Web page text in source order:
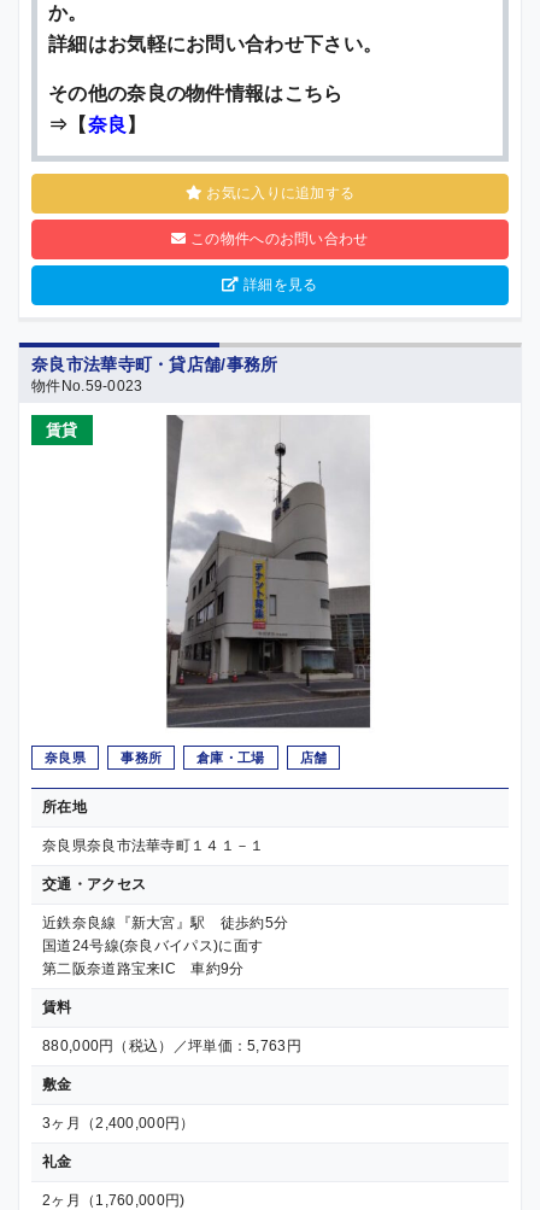
か。
詳細はお気軽にお問い合わせ下さい。
その他の奈良の物件情報はこちら
⇒【奈良 】
お気に入りに追加する
この物件へのお問い合わせ
詳細を見る
奈良市法華寺町・貸店舗/事務所
物件No.59-0023
賃貸
奈良県 事務所 倉庫・工場 店舗
所在地
奈良県奈良市法華寺町１４１－１
交通・アクセス
近鉄奈良線『新大宮』駅 徒歩約5分
国道24号線(奈良バイパス)に面す
第二阪奈道路宝来IC 車約9分
賃料
880,000円（税込）／坪単価：5,763円
敷金
3ヶ月（2,400,000円）
礼金
2ヶ月（1,760,000円)